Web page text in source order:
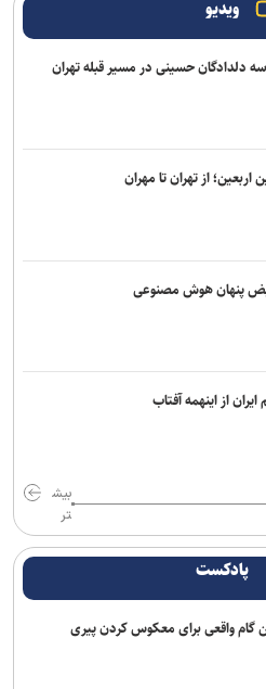
پذیرش دانشجوی استاد محور
حضور مؤثر ایران در رقابت‌های علمی
برنامه عملیاتی است
از اول مهر/ انتخاب واحد دانشجویان
عشق تا روضه علقمه، سفرنامه‌ای به قلم دبیر
ویدیو
دلدادگان حسینی در مسیر قبله تهران
اربعین؛ از تهران تا مهران
پنهان هوش مصنوعی
از اینهمه آفتاب
بیش
تر
پادکست
گام واقعی برای معکوس کردن پیری